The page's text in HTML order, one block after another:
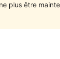
plus être